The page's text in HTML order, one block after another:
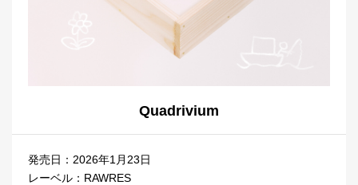
Quadrivium
発売日：2026年1月23日
レーベル：RAWRES